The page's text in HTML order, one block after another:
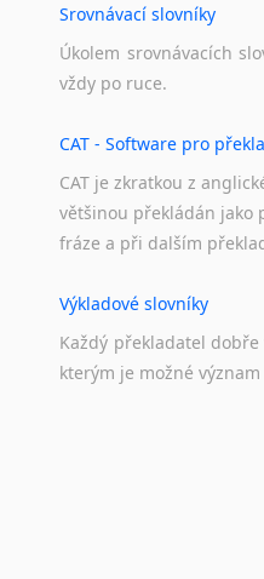
Staroslověnština
Svahilština
Švédština
Tahitština
Tamilština
Tatarština
Thajština
Tigriňňa
Turečtina
Turkménština
Srovnávací slovníky
Úkolem srovnávacích
vždy po ruce.
CAT - Software pro
CAT je zkratkou z
většinou překládán jako
fráze a při dalším
Výkladové slovníky
Každý překladatel dobře
kterým je možné význam